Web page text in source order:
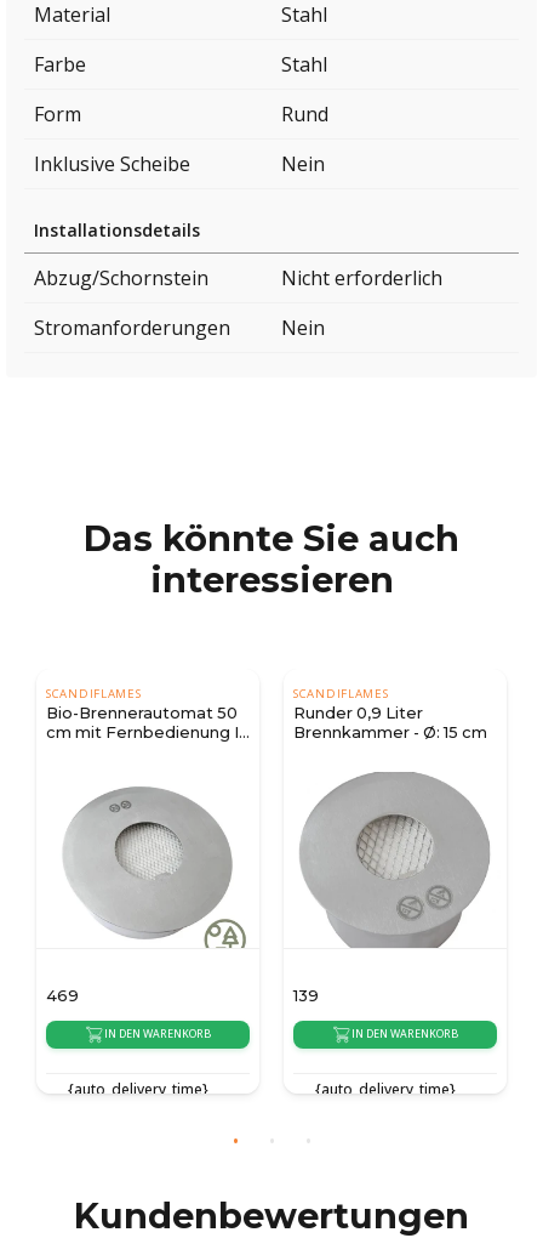
Material
Stahl
Farbe
Stahl
Form
Rund
Inklusive Scheibe
Nein
Installationsdetails
Abzug/Schornstein
Nicht erforderlich
Stromanforderungen
Nein
Das könnte Sie auch
interessieren
50
I
SCANDIFLAMES
Runder 0,9 Liter
Brennkammer - Ø: 15 cm
IN DEN WARENKORB
{auto_delivery_time}
SCANDIFLAMES
Runde Brennkammer
Liter - Ø: 19 cm
IN DEN WARENKORB
{auto_delivery_time}
Kundenbewertungen